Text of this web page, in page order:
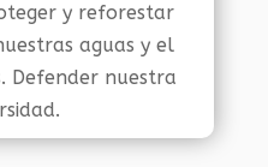
y reforestar
aguas y el
Defender nuestra